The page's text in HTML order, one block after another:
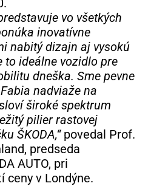
vo všetkých
inovatívne
nabitý dizajn aj vysokú
ideálne vozidlo pre
dneška. Sme pevne
nadviaže na
široké spektrum
pilier rastovej
ŠKODA,“povedal Prof.
predseda
AUTO, pri
ceny v Londýne.